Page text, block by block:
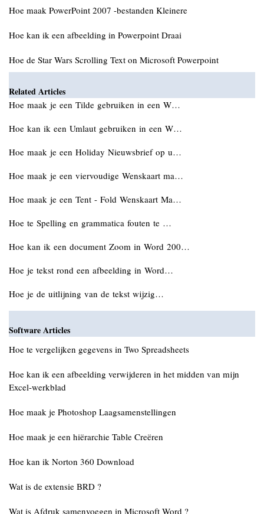
Hoe maak PowerPoint 2007 -bestanden Kleinere
Hoe kan ik een afbeelding in Powerpoint Draai
Hoe de Star Wars Scrolling Text on Microsoft Powerpoint
Related Articles
Hoe maak je een Tilde gebruiken in een W…
Hoe kan ik een Umlaut gebruiken in een W…
Hoe maak je een Holiday Nieuwsbrief op u…
Hoe maak je een viervoudige Wenskaart ma…
Hoe maak je een Tent - Fold Wenskaart Ma…
Hoe te Spelling en grammatica fouten te …
Hoe kan ik een document Zoom in Word 200…
Hoe je tekst rond een afbeelding in Word…
Hoe je de uitlijning van de tekst wijzig…
Software Articles
Hoe te vergelijken gegevens in Two Spreadsheets
Hoe kan ik een afbeelding verwijderen in het midden van mijn
Excel-werkblad
Hoe maak je Photoshop Laagsamenstellingen
Hoe maak je een hiërarchie Table Creëren
Hoe kan ik Norton 360 Download
Wat is de extensie BRD ?
Wat is Afdruk samenvoegen in Microsoft Word ?